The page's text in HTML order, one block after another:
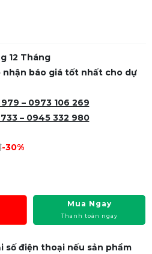
12 Tháng
nhận báo giá tốt nhất cho dự
979 – 0973 106 269
– 0945 332 980
-30%
Mua Ngay
Thanh toán ngay
số điện thoại nếu sản phẩm